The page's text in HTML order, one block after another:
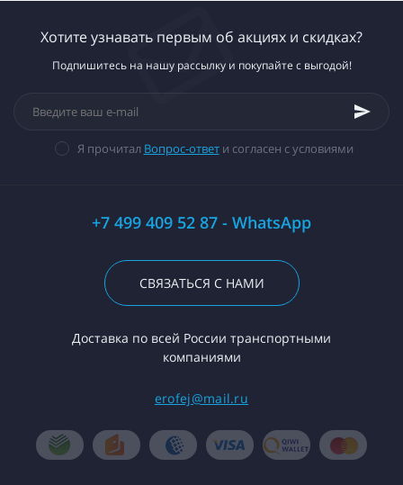
Хотите узнавать первым об акциях и скидках?
Подпишитесь на нашу рассылку и покупайте с выгодой!
Я прочитал Вопрос-ответи согласен с условиями
+7 499 409 52 87 - WhatsApp
СВЯЗАТЬСЯ С НАМИ
Доставка по всей России транспортными
компаниями
erofej@mail.ru